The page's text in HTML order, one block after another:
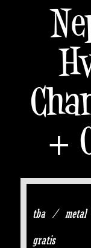
+
tba / metal
gratis